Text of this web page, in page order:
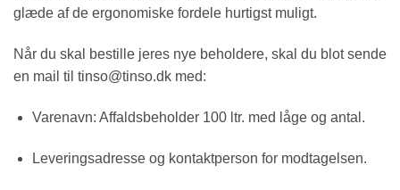
glæde af de ergonomiske fordele hurtigst muligt.
Når du skal bestille jeres nye beholdere, skal du blot sende
en mail til tinso@tinso.dk med:
Varenavn: Affaldsbeholder 100 ltr. med låge og antal.
Leveringsadresse og kontaktperson for modtagelsen.